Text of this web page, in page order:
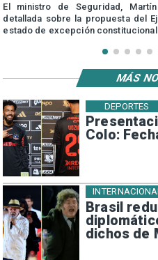
El ministro de Seguridad,
detallada sobre la propuesta del
estado de excepción constitucional.
Colo:
DEPORTES
Brasil
dichos de
MÁS